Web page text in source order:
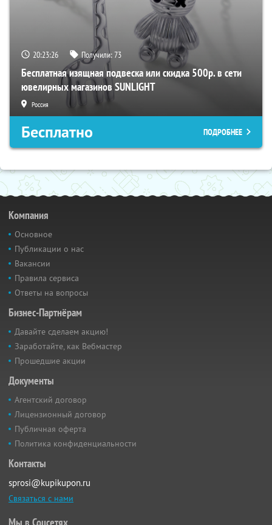
20:23:26 Получили:73
Бесплатная изящная подвеска или скидка 500р. в сети
ювелирных магазинов SUNLIGHT
Россия
Бесплатно ПОДРОБНЕЕ
Компания
Основное
Публикации о нас
Вакансии
Правила сервиса
Ответы на вопросы
Бизнес-Партнёрам
Давайте сделаем акцию!
Заработайте, как Вебмастер
Прошедшие акции
Документы
Агентский договор
Лицензионный договор
Публичная оферта
Политика конфиденциальности
Контакты
sprosi@kupikupon.ru
Связаться с нами